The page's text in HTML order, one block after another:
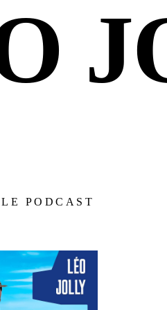
PODCAST